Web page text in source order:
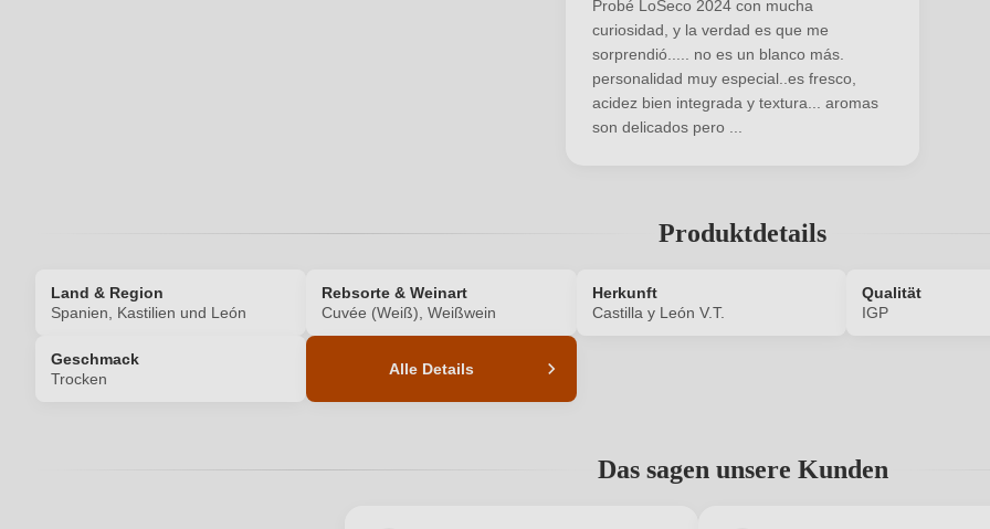
ANMELDEN
Probé LoSeco 2024 con mucha
curiosidad, y la verdad es que me
sorprendió..... no es un blanco más.
personalidad muy especial..es fresco,
acidez bien integrada y textura... aromas
son delicados pero ...
Produktdetails
Land & Region
Spanien, Kastilien und León
Rebsorte & Weinart
Cuvée (Weiß), Weißwein
Herkunft
Castilla y León V.T.
Qualität
IGP
Geschmack
Trocken
Alle Details
Enthält Sulfite Ausbau
Das sagen unsere Kunden